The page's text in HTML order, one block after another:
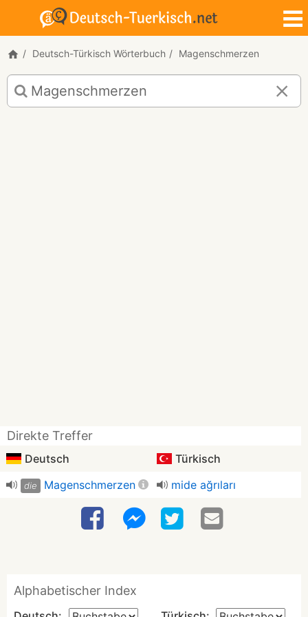
Deutsch-Türkisch Wörterbuch Magenschmerzen
Deutsch-
Türkisch
Übersetzung
Direkte Treffer
Deutsch Türkisch
die Magenschmerzen mide ağrıları
Alphabetischer Index